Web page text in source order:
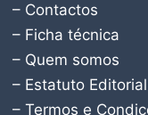
– Contactos
– Ficha técnica
– Quem somos
– Estatuto Editorial
– Termos e